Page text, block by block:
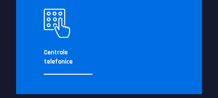
Centrale
telefonice